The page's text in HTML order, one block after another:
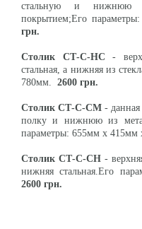
стальную и нижнюю
покрытием;Его
грн.
Столик СТ-С-НС -
стальная, а нижняя из
780мм. 2600 грн.
Столик СТ-С-СМ -
полку и нижнюю из
параметры: 655мм х 415мм
Столик СТ-С-СН -
нижняя стальная.Его
2600 грн.